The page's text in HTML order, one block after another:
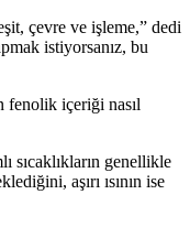
çevre ve işleme,” dedi
istiyorsanız, bu
fenolik içeriği nasıl
sıcaklıkların genellikle
aşırı ısının ise